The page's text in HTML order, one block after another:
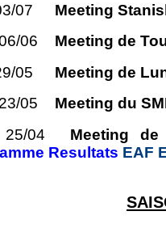
07
Meeting
06
Meeting de
05
Meeting de
05
Meeting du
04
Meeting de
Resultats EAF